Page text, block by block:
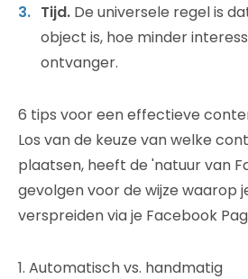
Tijd. De universele regel is
object is, hoe minder
ontvanger.
6 tips voor een effectieve
Los van de keuze van welke
plaatsen, heeft de 'natuur van
gevolgen voor de wijze waarop
verspreiden via je Facebook
1. Automatisch vs. handmatig